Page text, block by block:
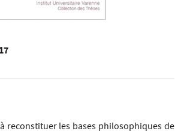
reconstituer les bases philosophiques de